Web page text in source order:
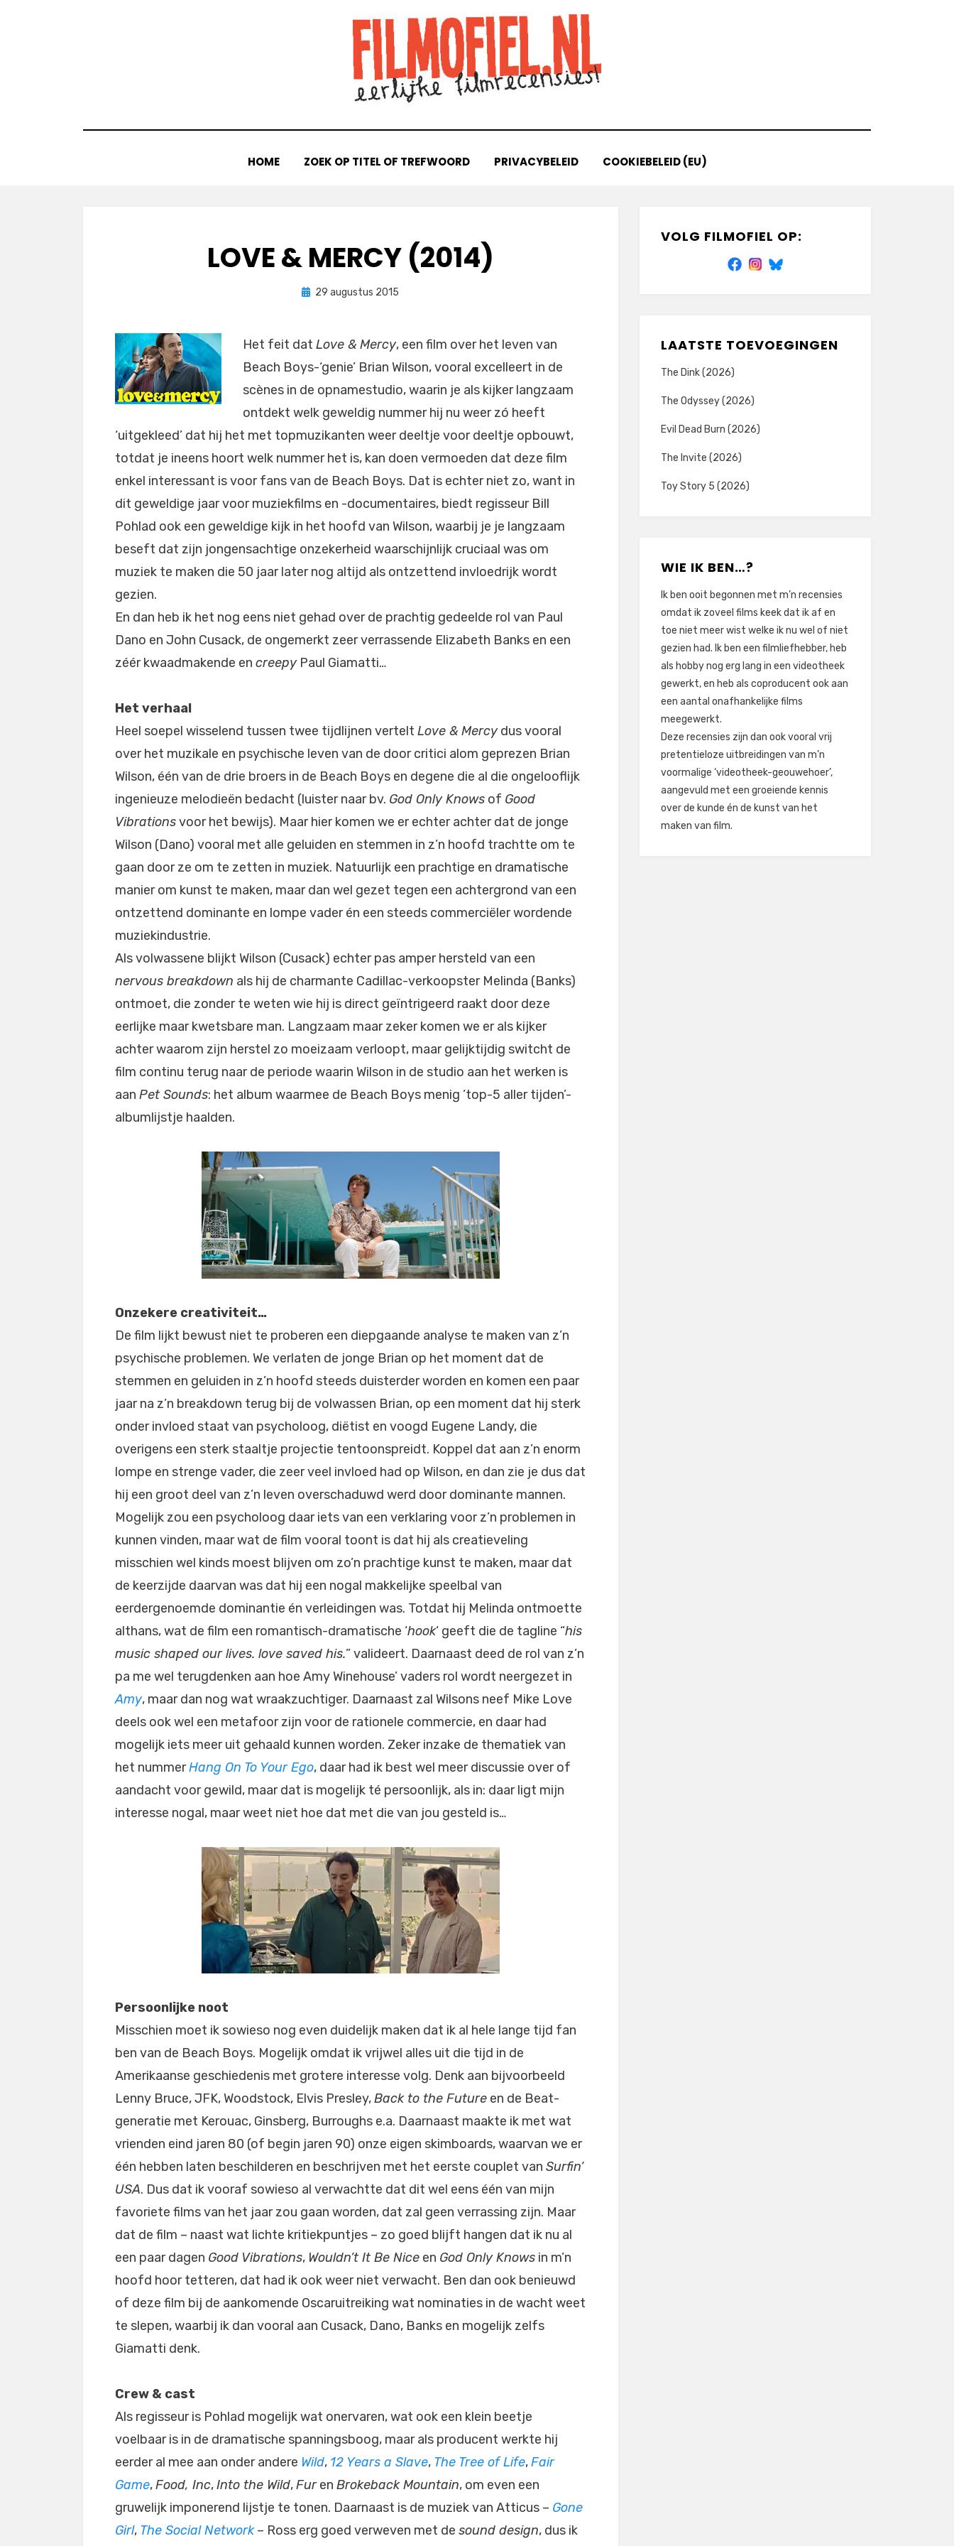
HOME ZOEK OP TITEL OF TREFWOORD PRIVACYBELEID COOKIEBELEID (EU)
LOVE & MERCY (2014)
doorFilmofiel.nl
Geplaatst
29 augustus 2015
Het feit dat Love & Mercy, een film over het leven van
Beach Boys-‘genie’ Brian Wilson, vooral excelleert in de
scènes in de opnamestudio, waarin je als kijker langzaam
ontdekt welk geweldig nummer hij nu weer zó heeft
‘uitgekleed’ dat hij het met topmuzikanten weer deeltje voor deeltje opbouwt,
totdat je ineens hoort welk nummer het is, kan doen vermoeden dat deze film
enkel interessant is voor fans van de Beach Boys. Dat is echter niet zo, want in
dit geweldige jaar voor muziekfilms en -documentaires, biedt regisseur Bill
Pohlad ook een geweldige kijk in het hoofd van Wilson, waarbij je je langzaam
beseft dat zijn jongensachtige onzekerheid waarschijnlijk cruciaal was om
muziek te maken die 50 jaar later nog altijd als ontzettend invloedrijk wordt
gezien.
En dan heb ik het nog eens niet gehad over de prachtig gedeelde rol van Paul
Dano en John Cusack, de ongemerkt zeer verrassende Elizabeth Banks en een
zéér kwaadmakende en creepyPaul Giamatti…
Het verhaal
Heel soepel wisselend tussen twee tijdlijnen vertelt Love & Mercydus vooral
over het muzikale en psychische leven van de door critici alom geprezen Brian
Wilson, één van de drie broers in de Beach Boys en degene die al die ongelooflijk
ingenieuze melodieën bedacht (luister naar bv. God Only Knows of Good
Vibrationsvoor het bewijs). Maar hier komen we er echter achter dat de jonge
Wilson (Dano) vooral met alle geluiden en stemmen in z’n hoofd trachtte om te
gaan door ze om te zetten in muziek. Natuurlijk een prachtige en dramatische
manier om kunst te maken, maar dan wel gezet tegen een achtergrond van een
ontzettend dominante en lompe vader én een steeds commerciëler wordende
muziekindustrie.
Als volwassene blijkt Wilson (Cusack) echter pas amper hersteld van een
nervous breakdown als hij de charmante Cadillac-verkoopster Melinda (Banks)
ontmoet, die zonder te weten wie hij is direct geïntrigeerd raakt door deze
eerlijke maar kwetsbare man. Langzaam maar zeker komen we er als kijker
achter waarom zijn herstel zo moeizaam verloopt, maar gelijktijdig switcht de
film continu terug naar de periode waarin Wilson in de studio aan het werken is
aan Pet Sounds: het album waarmee de Beach Boys menig ’top-5 aller tijden’-
albumlijstje haalden.
Onzekere creativiteit…
De film lijkt bewust niet te proberen een diepgaande analyse te maken van z’n
psychische problemen. We verlaten de jonge Brian op het moment dat de
stemmen en geluiden in z’n hoofd steeds duisterder worden en komen een paar
jaar na z’n breakdown terug bij de volwassen Brian, op een moment dat hij sterk
onder invloed staat van psycholoog, diëtist en voogd Eugene Landy, die
overigens een sterk staaltje projectie tentoonspreidt. Koppel dat aan z’n enorm
lompe en strenge vader, die zeer veel invloed had op Wilson, en dan zie je dus dat
hij een groot deel van z’n leven overschaduwd werd door dominante mannen.
Mogelijk zou een psycholoog daar iets van een verklaring voor z’n problemen in
kunnen vinden, maar wat de film vooral toont is dat hij als creatieveling
misschien wel kinds moest blijven om zo’n prachtige kunst te maken, maar dat
de keerzijde daarvan was dat hij een nogal makkelijke speelbal van
eerdergenoemde dominantie én verleidingen was. Totdat hij Melinda ontmoette
althans, wat de film een romantisch-dramatische ‘hook‘ geeft die de tagline “his
music shaped our lives. love saved his.” valideert. Daarnaast deed de rol van z’n
pa me wel terugdenken aan hoe Amy Winehouse’ vaders rol wordt neergezet in
Amy, maar dan nog wat wraakzuchtiger. Daarnaast zal Wilsons neef Mike Love
deels ook wel een metafoor zijn voor de rationele commercie, en daar had
mogelijk iets meer uit gehaald kunnen worden. Zeker inzake de thematiek van
het nummerHang On To Your Ego, daar had ik best wel meer discussie over of
aandacht voor gewild, maar dat is mogelijk té persoonlijk, als in: daar ligt mijn
interesse nogal, maar weet niet hoe dat met die van jou gesteld is…
Persoonlijke noot
Misschien moet ik sowieso nog even duidelijk maken dat ik al hele lange tijd fan
ben van de Beach Boys. Mogelijk omdat ik vrijwel alles uit die tijd in de
Amerikaanse geschiedenis met grotere interesse volg. Denk aan bijvoorbeeld
Lenny Bruce, JFK, Woodstock, Elvis Presley,Back to the Future en de Beat-
generatie met Kerouac, Ginsberg, Burroughs e.a. Daarnaast maakte ik met wat
vrienden eind jaren 80 (of begin jaren 90) onze eigen skimboards, waarvan we er
één hebben laten beschilderen en beschrijven met het eerste couplet van Surfin’
USA. Dus dat ik vooraf sowieso al verwachtte dat dit wel eens één van mijn
favoriete films van het jaar zou gaan worden, dat zal geen verrassing zijn. Maar
dat de film – naast wat lichte kritiekpuntjes – zo goed blijft hangen dat ik nu al
een paar dagen Good Vibrations, Wouldn’t It Be Nice en God Only Knows in m’n
hoofd hoor tetteren, dat had ik ook weer niet verwacht. Ben dan ook benieuwd
of deze film bij de aankomende Oscaruitreiking wat nominaties in de wacht weet
te slepen, waarbij ik dan vooral aan Cusack, Dano, Banks en mogelijk zelfs
Giamatti denk.
Crew & cast
Als regisseur is Pohlad mogelijk wat onervaren, wat ook een klein beetje
voelbaar is in de dramatische spanningsboog, maar als producent werkte hij
eerder al mee aan onder andere Wild, 12 Years a Slave, The Tree of Life,Fair
Game,Food, Inc,Into the Wild,Furen Brokeback Mountain, om even een
gruwelijk imponerend lijstje te tonen. Daarnaast is de muziek van Atticus – Gone
Girl, The Social Network– Ross erg goed verweven met de sound design, dus ik
VOLG FILMOFIEL OP:
LAATSTE TOEVOEGINGEN
The Dink (2026)
The Odyssey (2026)
Evil Dead Burn (2026)
The Invite (2026)
Toy Story 5 (2026)
WIE IK BEN…?
Ik ben ooit begonnen met m’n recensies
omdat ik zoveel films keek dat ik af en
toe niet meer wist welke ik nu wel of niet
gezien had. Ik ben een filmliefhebber, heb
als hobby nog erg lang in een videotheek
gewerkt, en heb als coproducent ook aan
een aantal onafhankelijke films
meegewerkt.
Deze recensies zijn dan ook vooral vrij
pretentieloze uitbreidingen van m’n
voormalige ‘videotheek-geouwehoer’,
aangevuld met een groeiende kennis
over de kunde én de kunst van het
maken van film.